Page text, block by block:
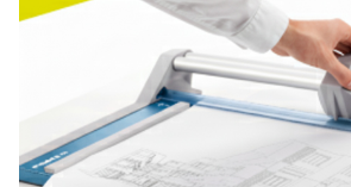
Renz
Retype
Scotch
Skullcandy
Smartbox Pro
Speed Link
StarPak